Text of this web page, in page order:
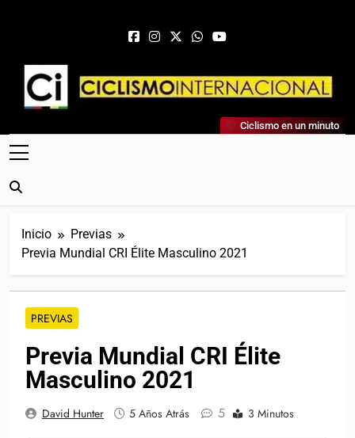
Ciclismo Internacional
Web Dedicada Al Ciclismo Mundial. Entrevistas, Análisis,
Crónicas, Previas Y Más. La Web Ciclista De Referencia.
Ciclismo en un minuto
Inicio
Previas
Previa Mundial CRI Élite Masculino 2021
PREVIAS
Previa Mundial CRI Élite
Masculino 2021
David Hunter 5 Años Atrás 5 3 Minutos